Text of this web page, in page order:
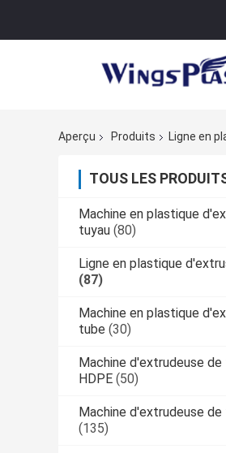
Aperçu Produits Ligne en
TOUS LES
Machine en plastique
tuyau (80)
Ligne en plastique
(87)
Machine en plastique
tube (30)
Machine d'extrudeuse de
HDPE (50)
Machine d'extrudeuse de
(135)